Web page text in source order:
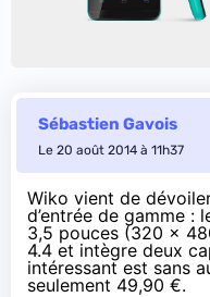
Sébastien Gavois
Le 20 août 2014 à 11h37
Wiko vient de
d’entrée de gamme :
3,5 pouces (320 x
4.4 et intègre deux
intéressant est sans
seulement 49,90 €.